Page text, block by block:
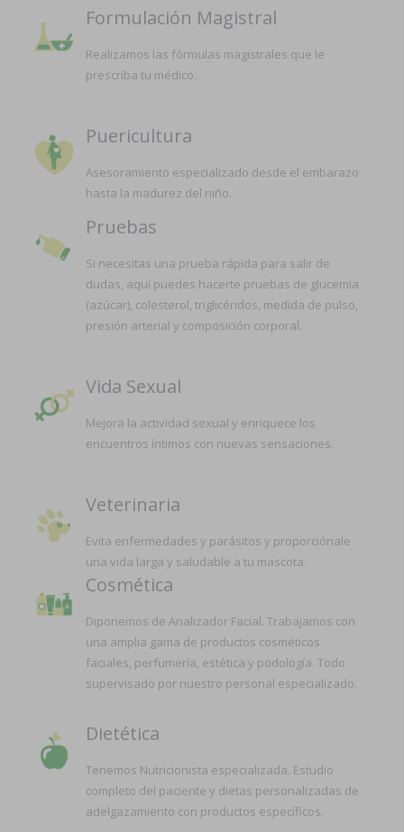
Formulación Magistral
Realizamos las fórmulas magistrales que le
prescriba tu médico.
Puericultura
Asesoramiento especializado desde el embarazo
hasta la madurez del niño.
Pruebas
Si necesitas una prueba rápida para salir de
dudas, aquí puedes hacerte pruebas de glucemia
(azúcar), colesterol, triglicéridos, medida de pulso,
presión arterial y composición corporal.
Vida Sexual
Mejora la actividad sexual y enriquece los
encuentros íntimos con nuevas sensaciones.
Veterinaria
Evita enfermedades y parásitos y proporciónale
una vida larga y saludable a tu mascota.
Cosmética
Diponemos de Analizador Facial. Trabajamos con
una amplia gama de productos cosméticos
faciales, perfumería, estética y podología. Todo
supervisado por nuestro personal especializado.
Dietética
Tenemos Nutricionista especializada. Estudio
completo del paciente y dietas personalizadas de
adelgazamiento con productos específicos.